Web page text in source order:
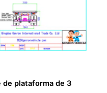
plataforma de 3